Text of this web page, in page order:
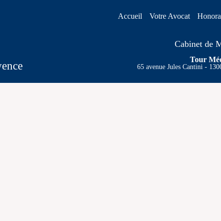
Accueil Votre Avocat
Cabinet de
Tour
65 avenue Jules Cantini -